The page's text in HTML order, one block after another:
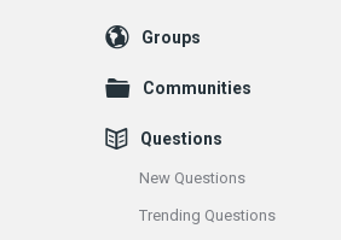
Groups
Communities
Questions
New Questions
Trending Questions